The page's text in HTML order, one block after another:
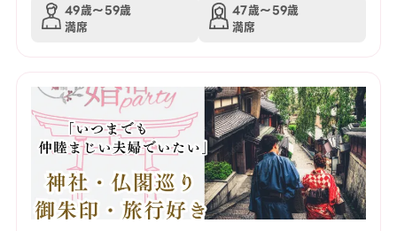
49歳〜59歳
満席
47歳〜59歳
満席